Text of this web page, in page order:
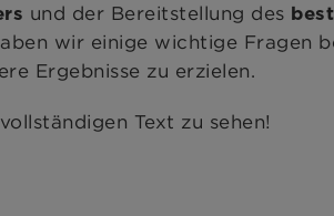
und der Bereitstellung des
wir einige wichtige Fragen
Ergebnisse zu erzielen.
Text zu sehen!